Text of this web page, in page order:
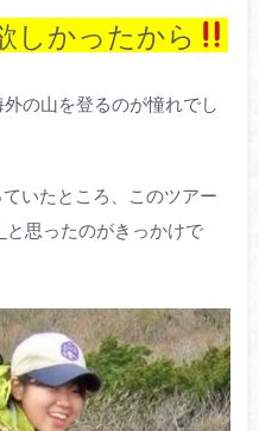
しかったから
の山を登るのが憧れでし
いたところ、このツアー
と思ったのがきっかけで